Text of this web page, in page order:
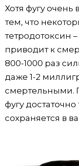
Хотя фугу очень
тем, что
тетродотоксин
приводит к
800-1000 раз
даже 1-2
смертельными.
фугу
сохраняется в